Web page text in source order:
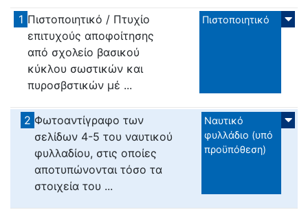
1 Πιστοποιητικό / Πτυχίο
επιτυχούς αποφοίτησης
από σχολείο βασικού
κύκλου σωστικών και
πυροσβστικών μέ ...
Πιστοποιητικό
2 Φωτοαντίγραφο των
σελίδων 4-5 του ναυτικού
φυλλαδίου, στις οποίες
αποτυπώνονται τόσο τα
στοιχεία του ...
Ναυτικό
φυλλάδιο (υπό
προϋπόθεση)